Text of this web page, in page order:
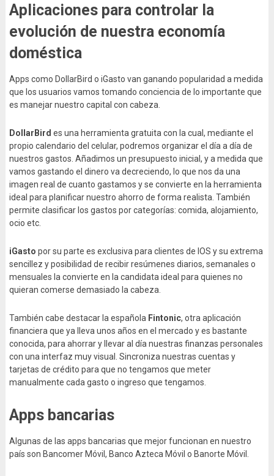
Aplicaciones para controlar la
evolución de nuestra economía
doméstica
Apps como DollarBird o iGasto van ganando popularidad a medida
que los usuarios vamos tomando conciencia de lo importante que
es manejar nuestro capital con cabeza.
DollarBird es una herramienta gratuita con la cual, mediante el
propio calendario del celular, podremos organizar el día a día de
nuestros gastos. Añadimos un presupuesto inicial, y a medida que
vamos gastando el dinero va decreciendo, lo que nos da una
imagen real de cuanto gastamos y se convierte en la herramienta
ideal para planificar nuestro ahorro de forma realista. También
permite clasificar los gastos por categorías: comida, alojamiento,
ocio etc.
iGasto por su parte es exclusiva para clientes de IOS y su extrema
sencillez y posibilidad de recibir resúmenes diarios, semanales o
mensuales la convierte en la candidata ideal para quienes no
quieran comerse demasiado la cabeza.
También cabe destacar la española Fintonic, otra aplicación
financiera que ya lleva unos años en el mercado y es bastante
conocida, para ahorrar y llevar al día nuestras finanzas personales
con una interfaz muy visual. Sincroniza nuestras cuentas y
tarjetas de crédito para que no tengamos que meter
manualmente cada gasto o ingreso que tengamos.
Apps bancarias
Algunas de las apps bancarias que mejor funcionan en nuestro
país son Bancomer Móvil, Banco Azteca Móvil o Banorte Móvil.